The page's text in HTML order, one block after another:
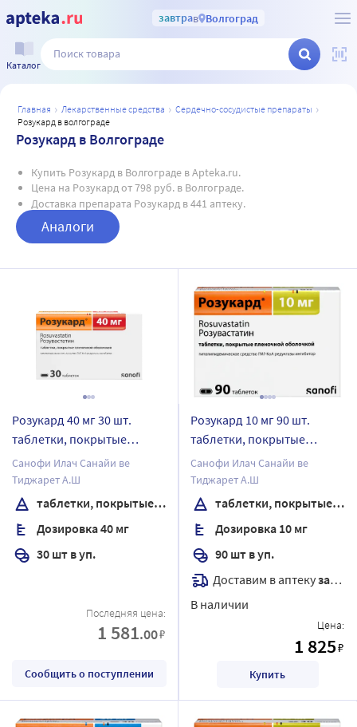
завтрав Волгоград
Каталог
главная лекарственные средства
сердечно-сосудистые препараты
розукард в волгограде
Розукард в Волгограде
Купить Розукард в Волгограде в Apteka.ru.
Цена на Розукард от 798 руб. в Волгограде.
Доставка препарата Розукард в 441 аптеку.
Аналоги
Розукард 40 мг 30 шт.
таблетки, покрытые
пленочной оболочкой
Санофи Илач Санайи ве
Тиджарет А.Ш
таблетки, покрытые пленочной оболочкой
Дозировка 40 мг
30 шт в уп.
Последняя цена:
1 581.00₽
Сообщить о поступлении
Розукард 10 мг 90 шт.
таблетки, покрытые
пленочной оболочкой
Санофи Илач Санайи ве
Тиджарет А.Ш
таблетки, покрытые пленочной оболочкой
Дозировка 10 мг
90 шт в уп.
Доставим в аптекузавтра
В наличии
Цена:
1 825₽
Купить